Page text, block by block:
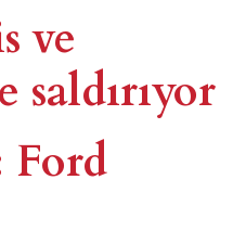
ve
Ford